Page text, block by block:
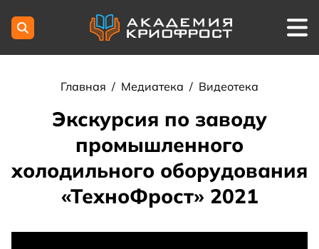
Главная / Медиатека / Видеотека
Экскурсия по заводу
промышленного
холодильного оборудования
«ТехноФрост» 2021